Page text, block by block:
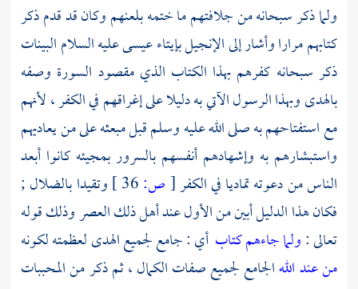
ولما ذكر سبحانه من جلافتهم ما ختمه بلعنهم وكان قد قدم ذكر
كتابهم مرارا وأشار إلى الإنجيل بإيتاءعيسىعليه السلام البينات
ذكر سبحانه كفرهم بهذا الكتاب الذي مقصود السورة وصفه
بالهدى وبهذا الرسول الآتي به دليلا على إغراقهم في الكفر ، لأنهم
مع استفتاحهم به صلى الله عليه وسلم قبل مبعثه على من يعاديهم
واستبشارهم به وإشهادهم أنفسهم بالسرور بمجيئه كانوا أبعد
الناس من دعوته تماديا في الكفر[ص:
وتقيدا بالضلال ;
فكان هذا الدليل أبين من الأول عند أهل ذلك العصر وذلك قوله
تعالى :ولما جاءهم كتاب أي : جامع لجميع الهدى لعظمته لكونه
من عند اللهالجامع لجميع صفات الكمال ، ثم ذكر من المحببات